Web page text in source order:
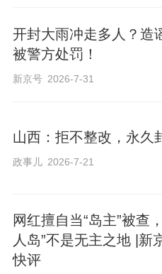
开封大雨冲走多人？造
被警方处罚！
新京号 2026-7-31
山西：拒不整改，永久
政事儿 2026-7-21
网红擅自当“岛主”被查
人岛”不是无主之地 |新
快评